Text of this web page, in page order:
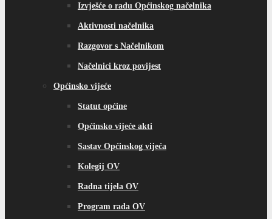
Izvješće o radu Općinskog načelnika
Aktivnosti načelnika
Razgovor s Načelnikom
Načelnici kroz povijest
Općinsko vijeće
Statut općine
Općinsko vijeće akti
Sastav Općinskog vijeća
Kolegij OV
Radna tijela OV
Program rada OV